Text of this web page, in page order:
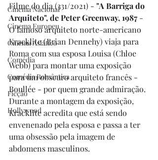
Cinema Nacional
Cinema Europeu
Cinema Asiático
Comédia
Comédia Romântica
Ficção
Hollywood
Filme do dia (331/2021) - "A Barriga do
Arquiteto", de Peter Greenway, 1987 -
O famoso arquiteto norte-americano
Kracklite (Brian Dennehy) viaja para
Roma com sua esposa Louisa (Chloe
Webb) para montar uma exposição
para um obscuro arquiteto francês -
Boullée - por quem grande admiração.
Durante a montagem da exposição,
Kracklite acredita que está sendo
envenenado pela esposa e passa a ter
uma obsessão pela imagem de
abdomens masculinos.